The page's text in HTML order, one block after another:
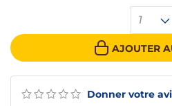
Donner votre
1
AJOUTER